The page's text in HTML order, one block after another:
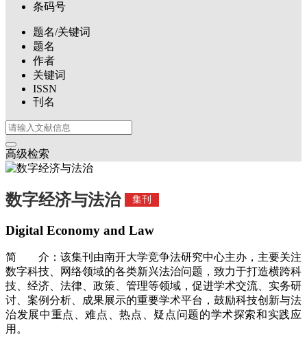
条码号
题名/关键词
题名
作者
关键词
ISSN
刊名
高级检索
数字经济与法治 集刊
Digital Economy and Law
简 介：该集刊由南开大学竞争法研究中心主办，主要关注
数字科技、网络领域的各类新兴法治问题，致力于打造横跨科
技、经济、法律、政策、管理等领域，促进学术交流、实务研
讨、案例分析、成果展示的重要学术平台，鼓励科技创新与法
治发展中重点、难点、热点、疑点问题的学术探索和实践应
用。